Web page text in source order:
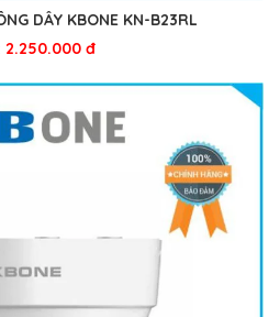
DÂY KBONE KN-B23RL
2.250.000 đ